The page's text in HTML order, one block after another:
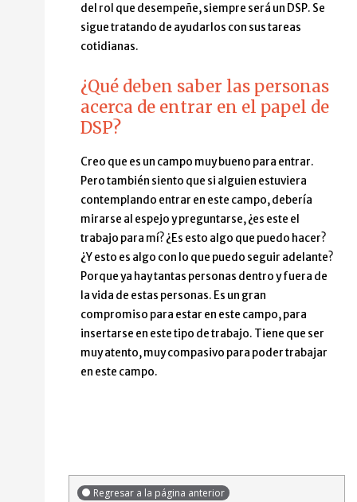
del rol que desempeñe, siempre será un DSP. Se
sigue tratando de ayudarlos con sus tareas
cotidianas.
¿Qué deben saber las personas
acerca de entrar en el papel de
DSP?
Creo que es un campo muy bueno para entrar.
Pero también siento que si alguien estuviera
contemplando entrar en este campo, debería
mirarse al espejo y preguntarse, ¿es este el
trabajo para mí? ¿Es esto algo que puedo hacer?
¿Y esto es algo con lo que puedo seguir adelante?
Porque ya hay tantas personas dentro y fuera de
la vida de estas personas. Es un gran
compromiso para estar en este campo, para
insertarse en este tipo de trabajo. Tiene que ser
muy atento, muy compasivo para poder trabajar
en este campo.
Regresar a la página anterior